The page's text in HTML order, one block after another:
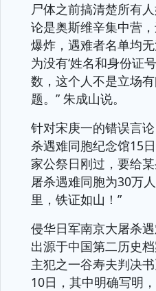
尸体之前搞清楚所有
论是奥斯维辛集中营
爆炸，遇难者名单均
为没有‘姓名和身份证
数，这个人不是立场
题。” 朱成山说。
针对宋庚一的错误言
杀遇难同胞纪念馆15
家公祭日刚过，要给
屠杀遇难同胞为30万
里，铁证如山！”
侵华日军南京大屠杀
出源于中国第二历史
主犯之一谷寿夫判决
10日，其中明确写明